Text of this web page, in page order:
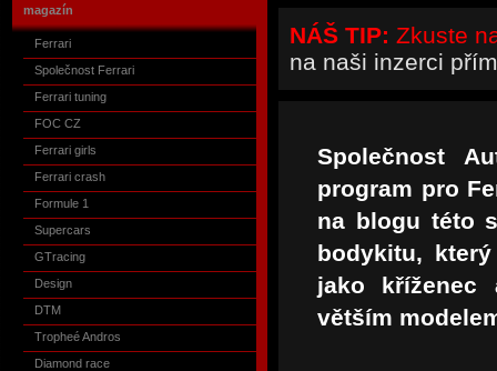
magazín
Ferrari
Společnost Ferrari
Ferrari tuning
FOC CZ
Ferrari girls
Ferrari crash
Formule 1
Supercars
GTracing
Design
DTM
Tropheé Andros
Diamond race
NÁŠ TIP: Zkuste
na naši inzerci
Společnost
program pro
na blogu této
bodykitu,
jako kříženec
větším